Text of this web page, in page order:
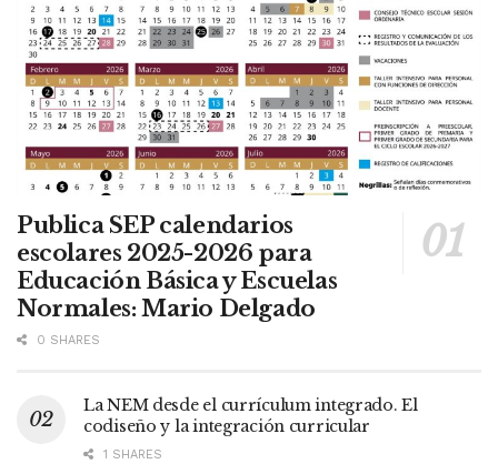
Publica SEP calendarios
escolares 2025-2026 para
Educación Básica y Escuelas
Normales: Mario Delgado
0 SHARES
La NEM desde el currículum integrado. El
codiseño y la integración curricular
1 SHARES